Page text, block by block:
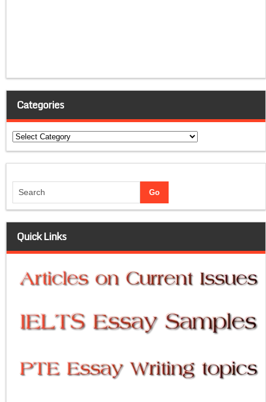
Categories
Categories
Quick Links